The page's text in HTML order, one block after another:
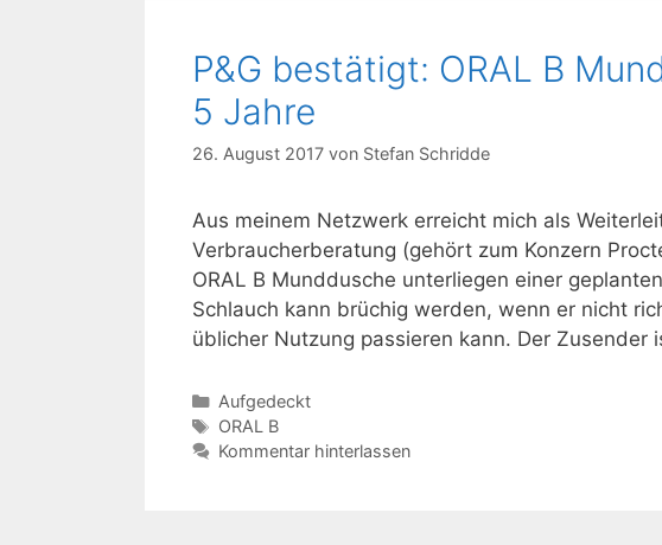
P&G bestätigt: ORAL B
5 Jahre
26. August 2017 von Stefan Schridde
Aus meinem Netzwerk erreicht mich als
Verbraucherberatung (gehört zum Konzern
ORAL B Munddusche unterliegen einer
Schlauch kann brüchig werden, wenn er nicht
üblicher Nutzung passieren kann. Der Zusender
Kategorien
Aufgedeckt
Schlagwörter
ORAL B
Kommentar hinterlassen